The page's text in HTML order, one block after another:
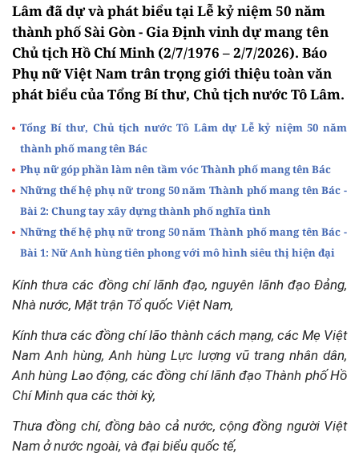
Lâm đã dự và phát biểu tại Lễ kỷ niệm 50 năm
thành phố Sài Gòn - Gia Định vinh dự mang tên
Chủ tịch Hồ Chí Minh (2/7/1976 – 2/7/2026). Báo
Phụ nữ Việt Nam trân trọng giới thiệu toàn văn
phát biểu của Tổng Bí thư, Chủ tịch nước Tô Lâm.
Tổng Bí thư, Chủ tịch nước Tô Lâm dự Lễ kỷ niệm 50 năm
thành phố mang tên Bác
Phụ nữ góp phần làm nên tầm vóc Thành phố mang tên Bác
Những thế hệ phụ nữ trong 50 năm Thành phố mang tên Bác -
Bài 2: Chung tay xây dựng thành phố nghĩa tình
Những thế hệ phụ nữ trong 50 năm Thành phố mang tên Bác -
Bài 1: Nữ Anh hùng tiên phong với mô hình siêu thị hiện đại
Kính thưa các đồng chí lãnh đạo, nguyên lãnh đạo Đảng,
Nhà nước, Mặt trận Tổ quốc Việt Nam,
Kính thưa các đồng chí lão thành cách mạng, các Mẹ Việt
Nam Anh hùng, Anh hùng Lực lượng vũ trang nhân dân,
Anh hùng Lao động, các đồng chí lãnh đạo Thành phố Hồ
Chí Minh qua các thời kỳ,
Thưa đồng chí, đồng bào cả nước, cộng đồng người Việt
Nam ở nước ngoài, và đại biểu quốc tế,